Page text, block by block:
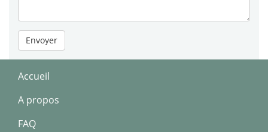
Envoyer
Accueil
A propos
FAQ